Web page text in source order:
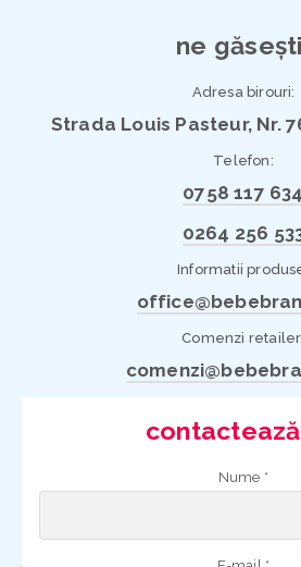
ne
Adresa birouri:
Strada Louis Pasteur, Nr.
Telefon:
0758 117 634
0264 256
Informatii
Comenzi
Nume *